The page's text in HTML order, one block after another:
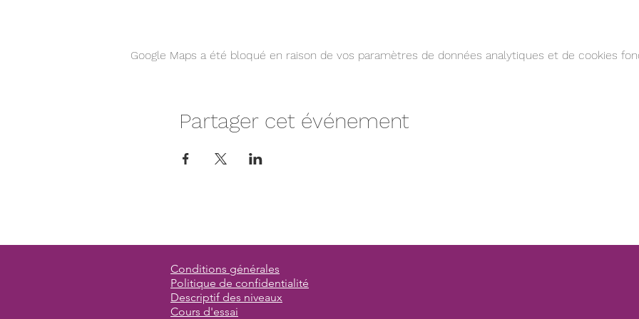
Google Maps a été bloqué en raison de vos paramètres de données analytiques et de cookies
Partager cet événement
Conditions générales
Politique de confidentialité
Descriptif des niveaux
Cours d'essai